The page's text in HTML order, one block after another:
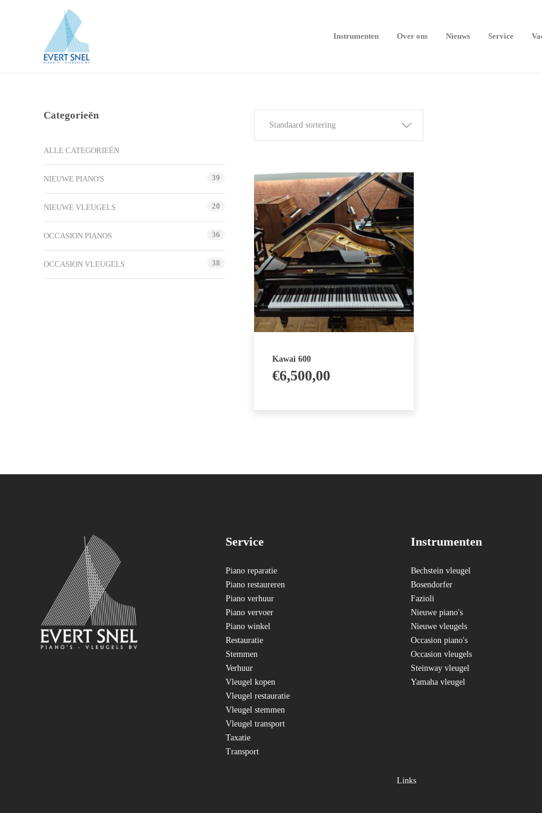
Instrumenten Over ons Nieuws Service
Standaard sortering
Kawai 600
€6,500,00
Categorieën
ALLE CATEGORIEËN
NIEUWE PIANO'S 39
NIEUWE VLEUGELS 20
OCCASION PIANOS 36
OCCASION VLEUGELS 38
Service
Piano reparatie
Piano restaureren
Piano verhuur
Piano vervoer
Piano winkel
Restauratie
Stemmen
Verhuur
Vleugel kopen
Vleugel restauratie
Vleugel stemmen
Vleugel transport
Taxatie
Transport
Instrumenten
Bechstein vleugel
Bosendorfer
Fazioli
Nieuwe piano's
Nieuwe vleugels
Occasion piano's
Occasion vleugels
Steinway vleugel
Yamaha vleugel
Links